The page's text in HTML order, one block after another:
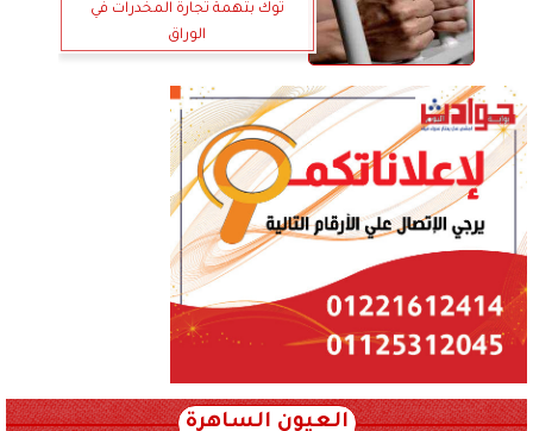
توك بتهمة تجارة المخدرات في
الوراق
العيون الساهرة